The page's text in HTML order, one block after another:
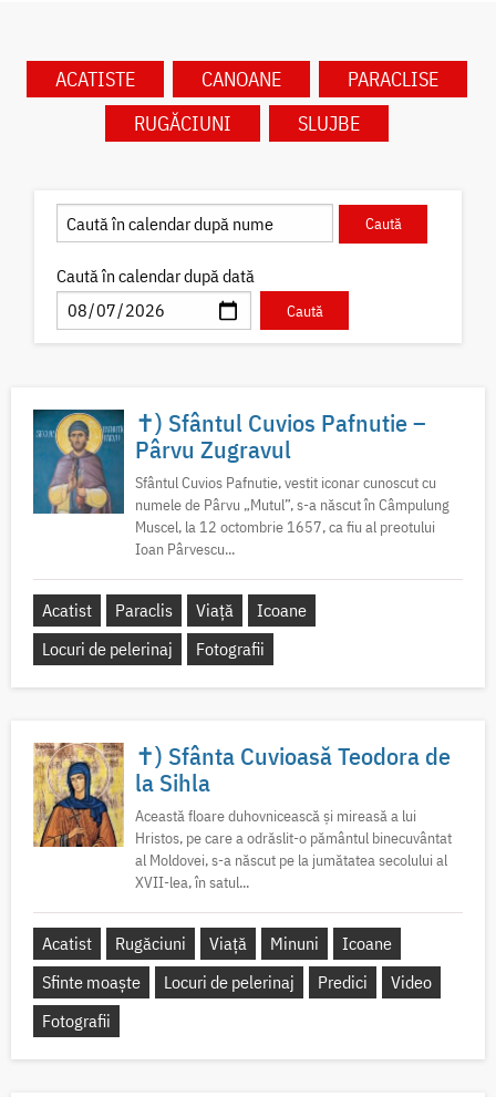
ACATISTE CANOANE
PARACLISE
RUGĂCIUNI
SLUJBE
Caută în calendar după dată
✝) Sfântul Cuvios Pafnutie –
Pârvu Zugravul
Sfântul Cuvios Pafnutie, vestit iconar cunoscut cu
numele de Pârvu „Mutul”, s-a născut în Câmpulung
Muscel, la 12 octombrie 1657, ca fiu al preotului
Ioan Pârvescu...
Acatist Paraclis Viață
Icoane
Locuri de pelerinaj
Fotografii
✝) Sfânta Cuvioasă Teodora de
la Sihla
Această floare duhovnicească și mireasă a lui
Hristos, pe care a odrăslit-o pământul binecuvântat
al Moldovei, s-a născut pe la jumătatea secolului al
XVII-lea, în satul...
Acatist Rugăciuni Viață Minuni
Icoane
Sfinte moaște
Locuri de pelerinaj Predici
Video
Fotografii